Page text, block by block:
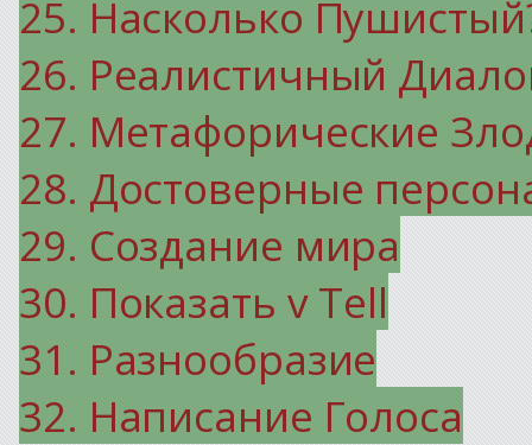
25. Насколько
26. Реалистичный
27. Метафорические
28. Достоверные
29. Создание мира
30. Показать v Tell
31. Разнообразие
32. Написание Голоса